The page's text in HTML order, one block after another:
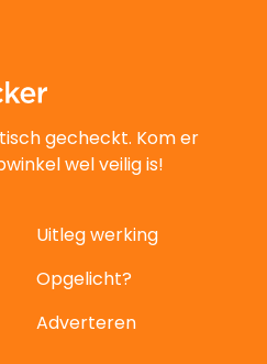
gecheckt. Kom er
wel veilig is!
Uitleg werking
Opgelicht?
Adverteren